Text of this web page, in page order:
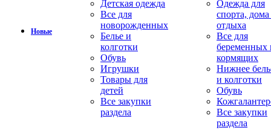
Новые
Детская одежда
Все для
новорожденных
Белье и
колготки
Обувь
Игрушки
Товары для
детей
Все закупки
раздела
Одежда для
спорта,
отдыха
Все для
беременных
кормящих
Нижнее
и колготки
Обувь
Все закупки
раздела